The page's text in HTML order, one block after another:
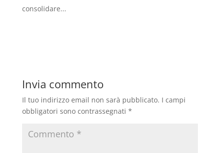
consolidare...
Invia commento
Il tuo indirizzo email non sarà pubblicato. I campi
obbligatori sono contrassegnati *